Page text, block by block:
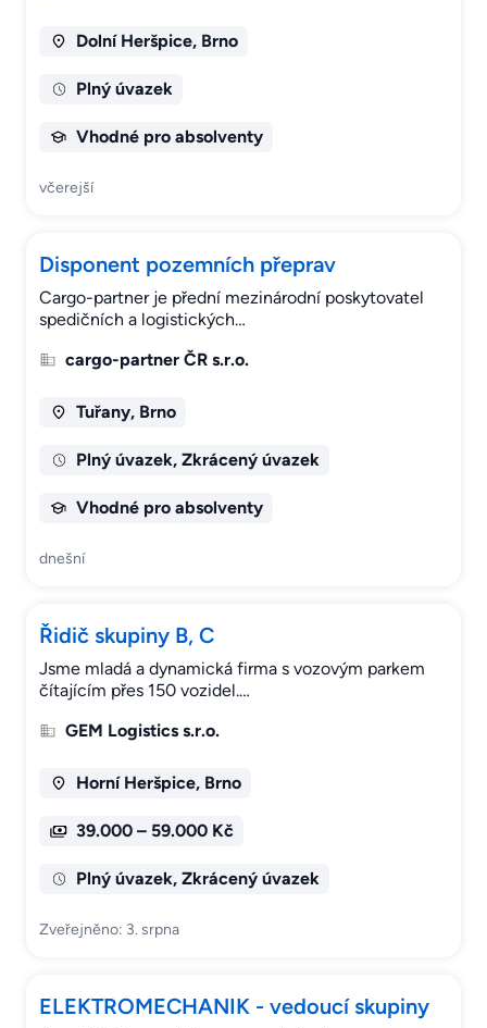
Dolní Heršpice, Brno
Plný úvazek
Vhodné pro absolventy
včerejší
Disponent pozemních přeprav
Cargo-partner je přední mezinárodní poskytovatel
spedičních a logistických…
cargo-partner ČR s.r.o.
Tuřany, Brno
Plný úvazek, Zkrácený úvazek
Vhodné pro absolventy
dnešní
Řidič skupiny B, C
Jsme mladá a dynamická firma s vozovým parkem
čítajícím přes 150 vozidel.…
GEM Logistics s.r.o.
Horní Heršpice, Brno
39.000 – 59.000 Kč
Plný úvazek, Zkrácený úvazek
Zveřejněno: 3. srpna
ELEKTROMECHANIK - vedoucí skupiny